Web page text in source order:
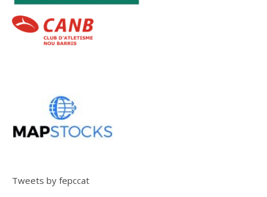
Tweets by fepccat